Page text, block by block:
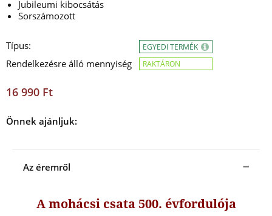
Jubileumi kibocsátás
Sorszámozott
Típus:
Rendelkezésre álló mennyiség
EGYEDI TERMÉK
RAKTÁRON
16 990 Ft
Önnek ajánljuk:
Az éremről
A mohácsi csata 500. évfordulója